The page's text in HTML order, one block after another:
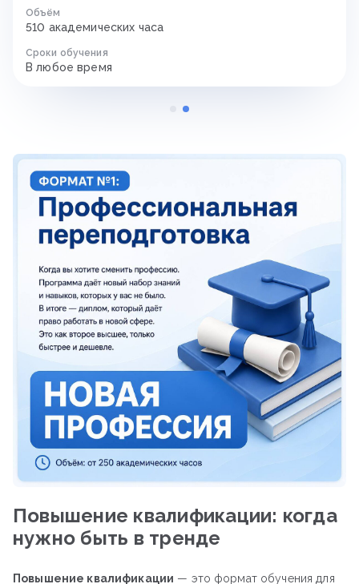
Объём
510 академических часа
Сроки обучения
В любое время
Повышение квалификации: когда
нужно быть в тренде
Повышение квалификации — это формат обучения для